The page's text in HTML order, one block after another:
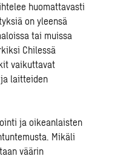
huomattavasti
on yleensä
tai muissa
Chilessä
vaikuttavat
laitteiden
ja oikeanlaisten
Mikäli
väärin